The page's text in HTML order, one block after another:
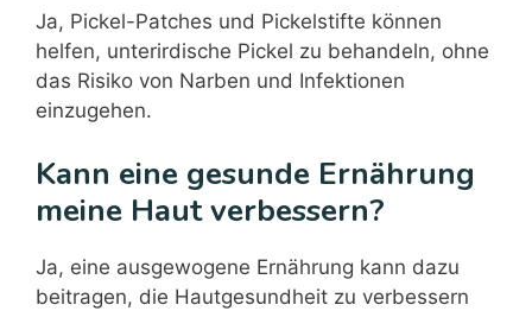
Ja, Pickel-Patches und Pickelstifte können
helfen, unterirdische Pickel zu behandeln, ohne
das Risiko von Narben und Infektionen
einzugehen.
Kann eine gesunde Ernährung
meine Haut verbessern?
Ja, eine ausgewogene Ernährung kann dazu
beitragen, die Hautgesundheit zu verbessern